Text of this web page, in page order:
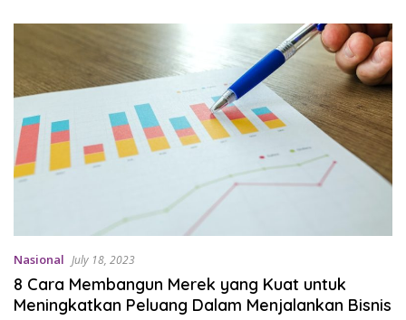
Nasional July 18, 2023
8 Cara Membangun Merek yang Kuat untuk
Meningkatkan Peluang Dalam Menjalankan Bisnis